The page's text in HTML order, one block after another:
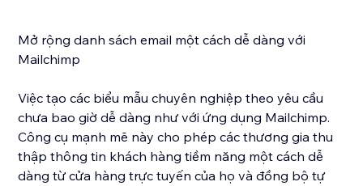
Mở rộng danh sách email một cách dễ dàng với
Mailchimp
Việc tạo các biểu mẫu chuyên nghiệp theo yêu cầu
chưa bao giờ dễ dàng như với ứng dụng Mailchimp.
Công cụ mạnh mẽ này cho phép các thương gia thu
thập thông tin khách hàng tiềm năng một cách dễ
dàng từ cửa hàng trực tuyến của họ và đồng bộ tự